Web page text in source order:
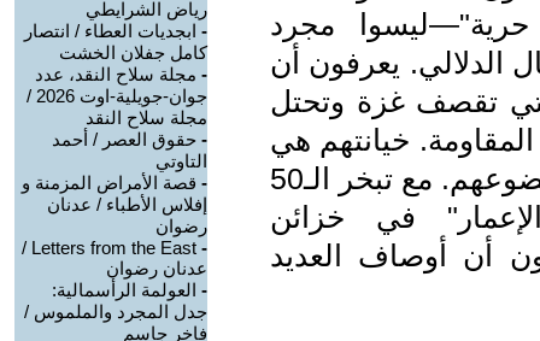
حرية"—ليسوا مجرد
الدلالي. يعرفون أن
تقصف غزة وتحتل
خيانتهم هي
فشل وجودي، رفض لمواجهة عبثية خضوعهم. مع تبخر الـ50
في خزائن
أن أوصاف العديد
رياض الشرايطي
- ابجديات العطاء / انتصار
كامل جفلان الخشت
- مجلة سلاح النقد، عدد
جوان-جويلية-اوت 2026 /
مجلة سلاح النقد
- حقوق العصر / أحمد
التاوتي
- قصة الأمراض المزمنة و
إفلاس الأطباء / عدنان
رضوان
-
Letters from the East /
عدنان رضوان
- العولمة الرأسمالية:
جدل المجرد والملموس /
فاخر جاسم